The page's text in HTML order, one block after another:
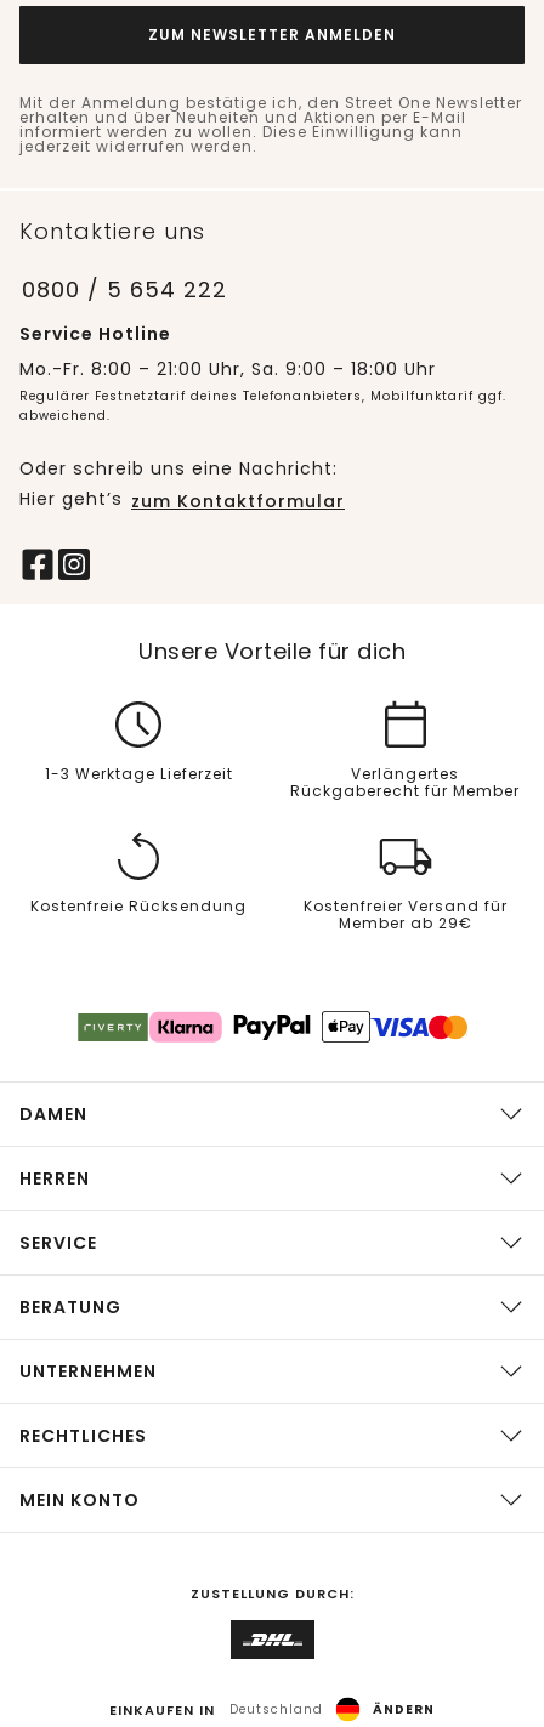
ZUM NEWSLETTER ANMELDEN
Mit der Anmeldung bestätige ich, den Street One Newsletter
erhalten und über Neuheiten und Aktionen per E-Mail
informiert werden zu wollen. Diese Einwilligung kann
jederzeit widerrufen werden.
Kontaktiere uns
0800 / 5 654 222
Service Hotline
Mo.-Fr. 8:00 – 21:00 Uhr, Sa. 9:00 – 18:00 Uhr
Regulärer Festnetztarif deines Telefonanbieters, Mobilfunktarif ggf.
abweichend.
Oder schreib uns eine Nachricht:
Hier geht’s zum Kontaktformular
Unsere Vorteile für dich
1-3 Werktage Lieferzeit
Verlängertes
Rückgaberecht für Member
Kostenfreie Rücksendung
Kostenfreier Versand für
Member ab 29€
DAMEN
HERREN
SERVICE
BERATUNG
UNTERNEHMEN
RECHTLICHES
MEIN KONTO
ZUSTELLUNG DURCH:
EINKAUFEN IN Deutschland ÄNDERN